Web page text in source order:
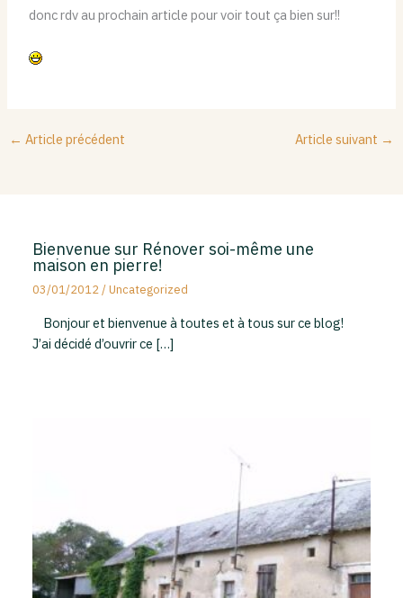
donc rdv au prochain article pour voir tout ça bien sur!!
← Article précédent Article suivant →
Bienvenue sur Rénover soi-même une
maison en pierre!
03/01/2012/Uncategorized
Bonjour et bienvenue à toutes et à tous sur ce blog!
J’ai décidé d’ouvrir ce […]